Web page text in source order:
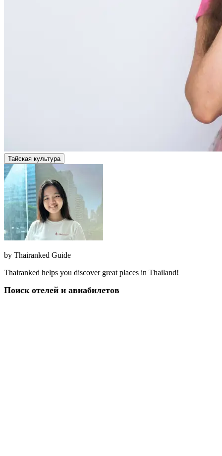
Тайская культура
by Thairanked Guide
Thairanked helps you discover great places in Thailand!
Поиск отелей и авиабилетов